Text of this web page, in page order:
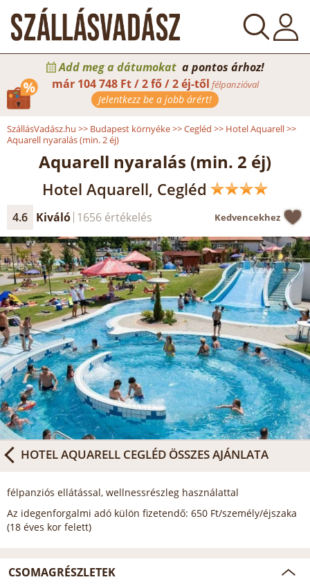
Add meg a dátumokat a pontos árhoz!
már 104 748 Ft / 2 fő / 2 éj-től félpanzióval
Jelentkezz be a jobb árért!
SzállásVadász.hu >> Budapest környéke>>Cegléd >> Hotel Aquarell>>
Aquarell nyaralás (min. 2 éj)
Aquarell nyaralás (min. 2 éj)
Hotel Aquarell, Cegléd
4.6 Kiváló 1656 értékelés Kedvencekhez
HOTEL AQUARELL CEGLÉD ÖSSZES AJÁNLATA
félpanziós ellátással, wellnessrészleg használattal
Az idegenforgalmi adó külön fizetendő: 650 Ft/személy/éjszaka
(18 éves kor felett)
CSOMAGRÉSZLETEK